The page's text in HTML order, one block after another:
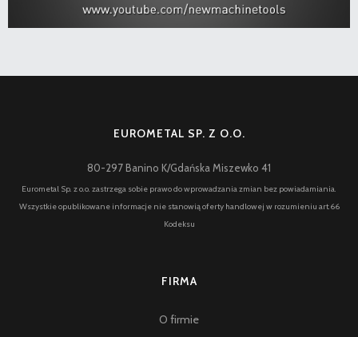
EUROMETAL SP. Z O.O.
80-297 Banino K/Gdańska Miszewko 41
Eurometal Sp. z o.o. zastrzega sobie prawo do wprowadzania zmian bez powiadamiania.
Wszystkie opublikowane informacje nie stanowią oferty handlowej w rozumieniu art.66
Kodeksu
FIRMA
O firmie